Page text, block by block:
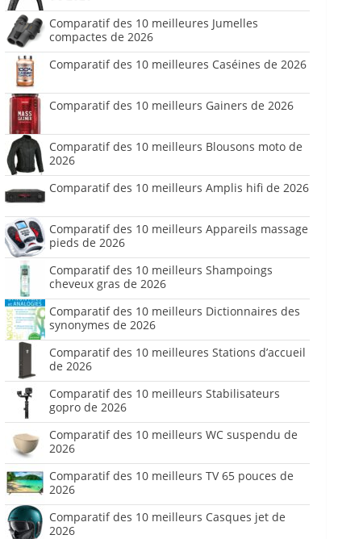
Comparatif des 10 meilleures Jumelles
compactes de 2026
Comparatif des 10 meilleures Caséines de 2026
Comparatif des 10 meilleurs Gainers de 2026
Comparatif des 10 meilleurs Blousons moto de
2026
Comparatif des 10 meilleurs Amplis hifi de 2026
Comparatif des 10 meilleurs Appareils massage
pieds de 2026
Comparatif des 10 meilleurs Shampoings
cheveux gras de 2026
Comparatif des 10 meilleurs Dictionnaires des
synonymes de 2026
Comparatif des 10 meilleures Stations d’accueil
de 2026
Comparatif des 10 meilleurs Stabilisateurs
gopro de 2026
Comparatif des 10 meilleurs WC suspendu de
2026
Comparatif des 10 meilleurs TV 65 pouces de
2026
Comparatif des 10 meilleurs Casques jet de
2026